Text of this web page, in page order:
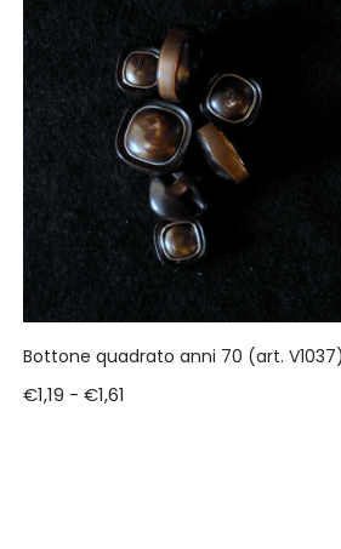
Bottone quadrato anni 70 (art. V1037)
€1,19 - €1,61